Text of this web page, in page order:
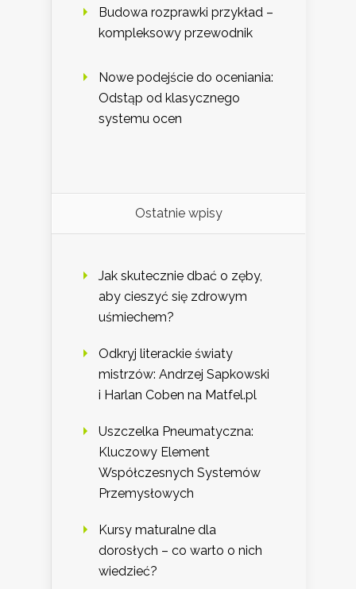
Budowa rozprawki przykład –
kompleksowy przewodnik
Nowe podejście do oceniania:
Odstąp od klasycznego
systemu ocen
Ostatnie wpisy
Jak skutecznie dbać o zęby,
aby cieszyć się zdrowym
uśmiechem?
Odkryj literackie światy
mistrzów: Andrzej Sapkowski
i Harlan Coben na Matfel.pl
Uszczelka Pneumatyczna:
Kluczowy Element
Współczesnych Systemów
Przemysłowych
Kursy maturalne dla
dorosłych – co warto o nich
wiedzieć?